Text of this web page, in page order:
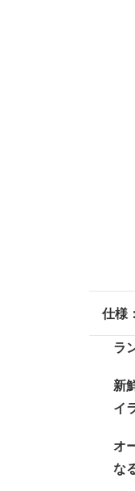
仕様：
ラ
新
イ
オ
な